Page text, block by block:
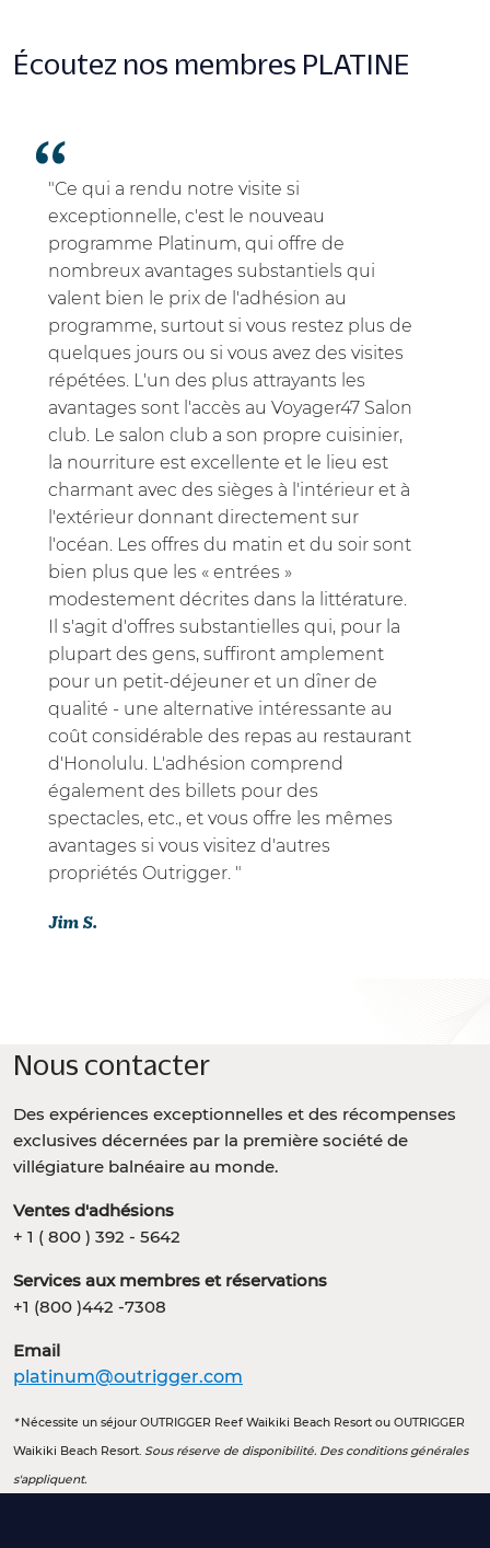
Écoutez nos membres PLATINE
"Ce qui a rendu notre visite si
exceptionnelle, c'est le nouveau
programme Platinum, qui offre de
nombreux avantages substantiels qui
valent bien le prix de l'adhésion au
programme, surtout si vous restez plus de
quelques jours ou si vous avez des visites
répétées. L'un des plus attrayants les
avantages sont l'accès au Voyager47 Salon
club. Le salon club a son propre cuisinier,
la nourriture est excellente et le lieu est
charmant avec des sièges à l'intérieur et à
l'extérieur donnant directement sur
l'océan. Les offres du matin et du soir sont
bien plus que les « entrées »
modestement décrites dans la littérature.
Il s'agit d'offres substantielles qui, pour la
plupart des gens, suffiront amplement
pour un petit-déjeuner et un dîner de
qualité - une alternative intéressante au
coût considérable des repas au restaurant
d'Honolulu. L'adhésion comprend
également des billets pour des
spectacles, etc., et vous offre les mêmes
avantages si vous visitez d'autres
propriétés Outrigger. "
Jim S.
Nous contacter
Des expériences exceptionnelles et des récompenses
exclusives décernées par la première société de
villégiature balnéaire au monde.
Ventes d'adhésions
+ 1 ( 800 ) 392 - 5642
Services aux membres et réservations
+1 (800 )442 -7308
Email
platinum@outrigger.com
*Nécessite un séjour OUTRIGGER Reef Waikiki Beach Resort ou OUTRIGGER
Waikiki Beach Resort. Sous réserve de disponibilité. Des conditions générales
s'appliquent.